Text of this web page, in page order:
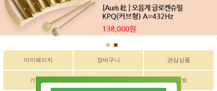
마이페이지 장바구니 관심상품
기획전 이벤트